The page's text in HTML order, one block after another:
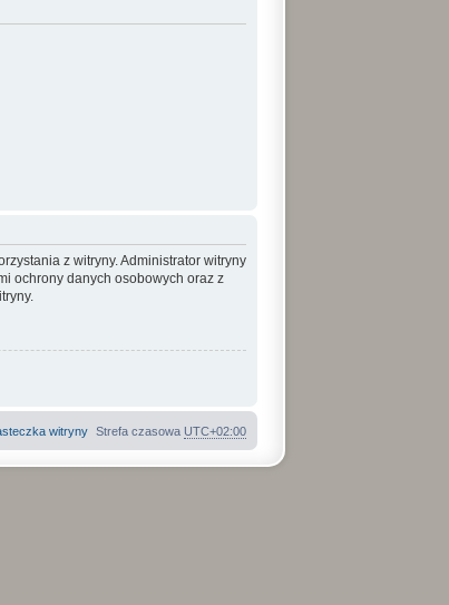
z witryny. Administrator witryny
ochrony danych osobowych oraz z
Strefa czasowa UTC+02:00
witryny